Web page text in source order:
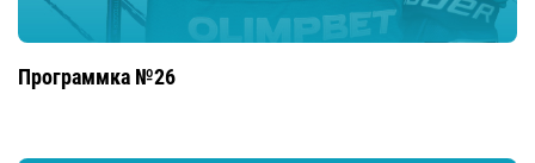
Программка №26